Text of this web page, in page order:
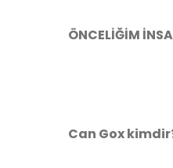
ÖNCELİĞİM
Can Gox